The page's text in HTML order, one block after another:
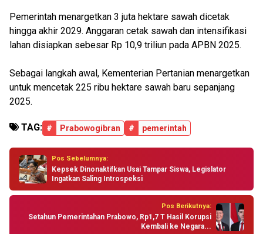
Pemerintah menargetkan 3 juta hektare sawah dicetak
hingga akhir 2029. Anggaran cetak sawah dan intensifikasi
lahan disiapkan sebesar Rp 10,9 triliun pada APBN 2025.
Sebagai langkah awal, Kementerian Pertanian menargetkan
untuk mencetak 225 ribu hektare sawah baru sepanjang
2025.
TAG: # Prabowogibran # pemerintah
Pos Sebelumnya:
Kepsek Dinonaktifkan Usai Tampar Siswa, Legislator
Ingatkan Saling Introspeksi
Pos Berikutnya:
Setahun Pemerintahan Prabowo, Rp1,7 T Hasil Korupsi
Kembali ke Negara...